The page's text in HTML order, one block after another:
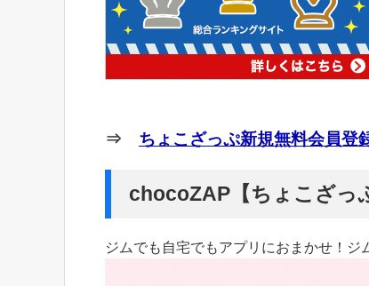
⇒ ちょこざっぷ新規無料会員登
chocoZAP【ちょこざっ
ジムでも自宅でもアプリにおまかせ！ジ